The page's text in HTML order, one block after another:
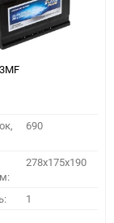
690
278x175x190
1